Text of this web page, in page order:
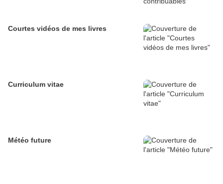
Courtes vidéos de mes livres
Curriculum vitae
Météo future